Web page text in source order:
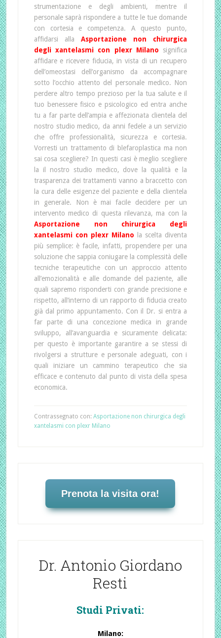
strumentazione e degli ambienti, mentre il
personale saprà rispondere a tutte le tue domande
con cortesia e competenza. A questo punto,
affidarsi alla Asportazione non chirurgica
degli xantelasmi con plexr Milano significa
affidare e ricevere fiducia, in vista di un recupero
dell’omeostasi dell’organismo da accompagnare
sotto l’occhio attento del personale medico. Non
perdere altro tempo prezioso per la tua salute e il
tuo benessere fisico e psicologico ed entra anche
tu a far parte dell’ampia e affezionata clientela del
nostro studio medico, da anni fedele a un servizio
che offre professionalità, sicurezza e cortesia.
Vorresti un trattamento di blefaroplastica ma non
sai cosa scegliere? In questi casi è meglio scegliere
la il nostro studio medico, dove la qualità e la
trasparenza dei trattamenti vanno a braccetto con
la cura delle esigenze del paziente e della clientela
in generale. Non è mai facile decidere per un
intervento medico di questa rilevanza, ma con la
Asportazione non chirurgica degli
xantelasmi con plexr Milano
la scelta diventa
più semplice: è facile, infatti, propendere per una
soluzione che sappia coniugare la complessità delle
tecniche terapeutiche con un approccio attento
all’emozionalità e alle domande del paziente, alle
quali sapremo risponderti con grande precisione e
rispetto, all’interno di un rapporto di fiducia creato
già dal primo appuntamento. Con il Dr. si entra a
far parte di una concezione medica in grande
sviluppo, all’avanguardia e sicuramente delicata:
per questo è importante garantire a se stessi di
rivolgersi a strutture e personale adeguati, con i
quali iniziare un cammino terapeutico che sia
efficace e contenuto dal punto di vista della spesa
economica.
Contrassegnato con: Asportazione non chirurgica degli
xantelasmi con plexr Milano
Prenota la visita ora!
Dr. Antonio Giordano
Resti
Studi Privati:
Milano: